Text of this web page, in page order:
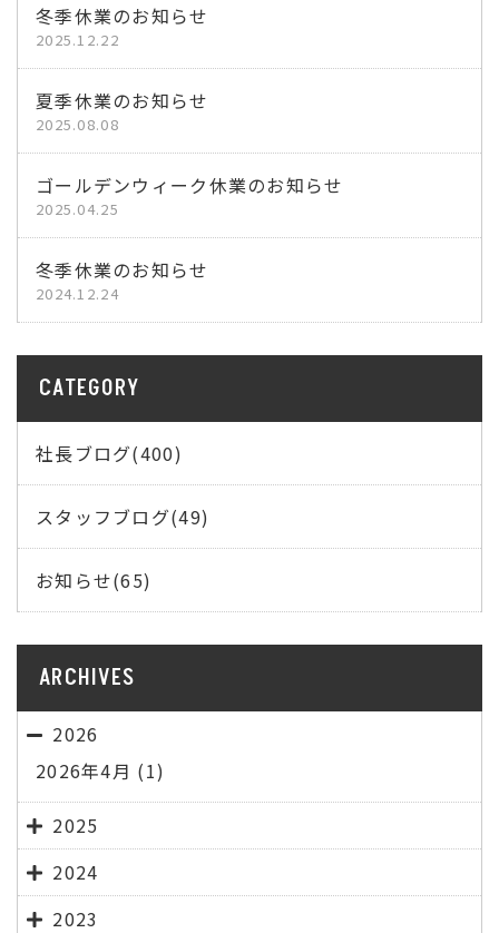
冬季休業のお知らせ
2025.12.22
夏季休業のお知らせ
2025.08.08
ゴールデンウィーク休業のお知らせ
2025.04.25
冬季休業のお知らせ
2024.12.24
CATEGORY
社長ブログ(400)
スタッフブログ(49)
お知らせ(65)
ARCHIVES
2026
2026年4月 (1)
2025
2024
2023